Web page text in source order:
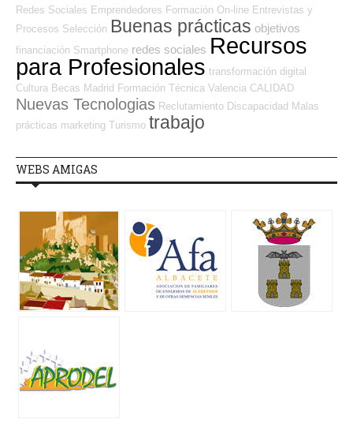
Redes Sociales Emprendedores Formación On-line Entrevistas y
Procesos Selección Buenas prácticas objetivos
financiación Smartphone redes sociales Recursos
para Profesionales transformación digital
Cultura Becas Madrid Formación Técnica Valencia CALIDAD
Nuevas Tecnologias Reclutamiento Discapacidad Malas
prácticas marketing Turismo trabajo
WEBS AMIGAS